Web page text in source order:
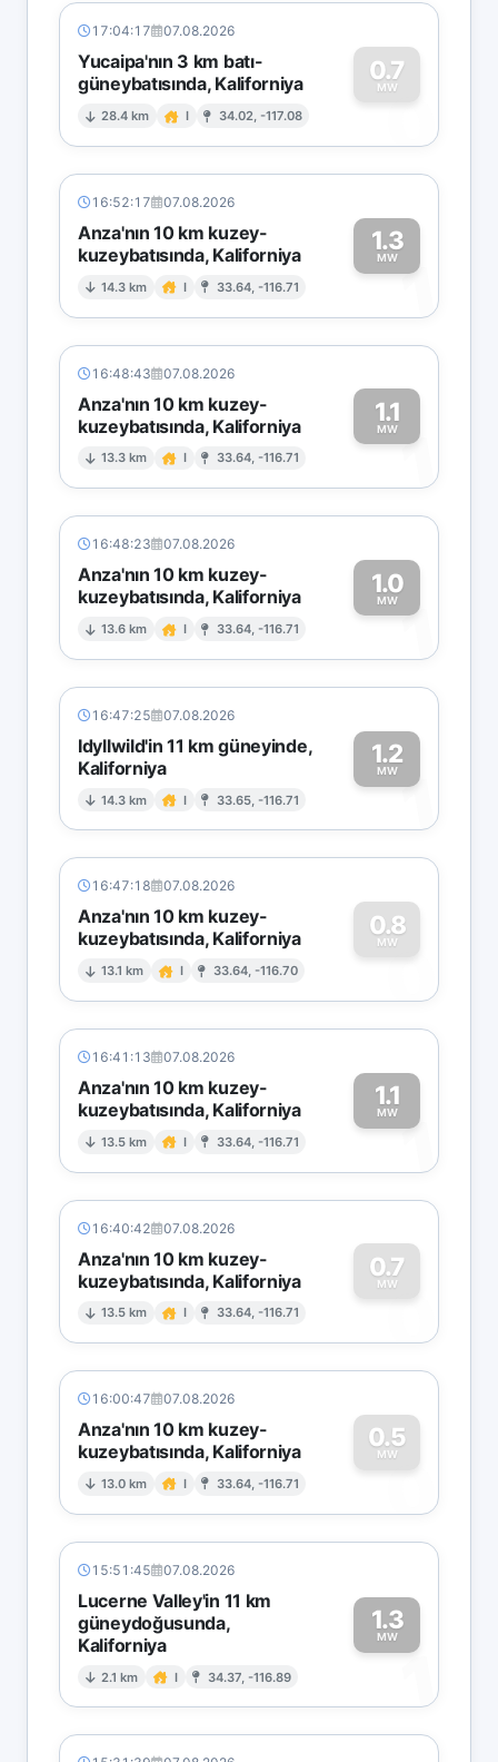
17:04:17 07.08.2026
Yucaipa'nın 3 km batı-
güneybatısında, Kaliforniya
28.4 km I 34.02, -117.08
0.7
MW
0
16:52:17 07.08.2026
Anza'nın 10 km kuzey-
kuzeybatısında, Kaliforniya
14.3 km I 33.64, -116.71
1.3
MW1
16:48:43 07.08.2026
Anza'nın 10 km kuzey-
kuzeybatısında, Kaliforniya
13.3 km I 33.64, -116.71
1.1
MW1
16:48:23 07.08.2026
Anza'nın 10 km kuzey-
kuzeybatısında, Kaliforniya
13.6 km I 33.64, -116.71
1.0
MW1
16:47:25 07.08.2026
Idyllwild'in 11 km güneyinde,
Kaliforniya
14.3 km I 33.65, -116.71
1.2
MW1
16:47:18 07.08.2026
Anza'nın 10 km kuzey-
kuzeybatısında, Kaliforniya
13.1 km I 33.64, -116.70
0.8
MW
0
16:41:13 07.08.2026
Anza'nın 10 km kuzey-
kuzeybatısında, Kaliforniya
13.5 km I 33.64, -116.71
1.1
MW1
16:40:42 07.08.2026
Anza'nın 10 km kuzey-
kuzeybatısında, Kaliforniya
13.5 km I 33.64, -116.71
0.7
MW
0
16:00:47 07.08.2026
Anza'nın 10 km kuzey-
kuzeybatısında, Kaliforniya
13.0 km I 33.64, -116.71
0.5
MW
0
15:51:45 07.08.2026
Lucerne Valley'in 11 km
güneydoğusunda,
Kaliforniya
2.1 km I 34.37, -116.89
1.3
MW
1